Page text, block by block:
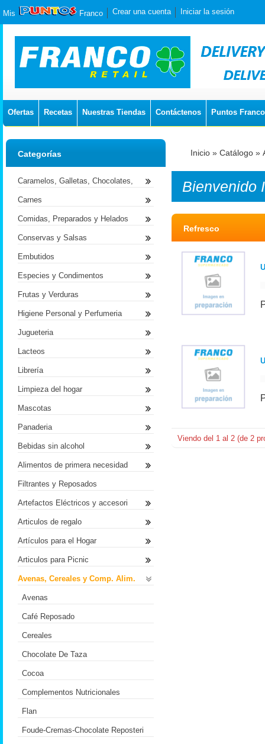
Mis Franco Crear una cuenta Iniciar la sesión
Ofertas Recetas Nuestras Tiendas Contáctenos Puntos Franco
Inicio » Catálogo »
Bienvenido
Refresco
Viendo del 1 al 2 (de 2
Categorías
Caramelos, Galletas, Chocolates,
Carnes
Comidas, Preparados y Helados
Conservas y Salsas
Embutidos
Especies y Condimentos
Frutas y Verduras
Higiene Personal y Perfumeria
Jugueteria
Lacteos
Librería
Limpieza del hogar
Mascotas
Panaderia
Bebidas sin alcohol
Alimentos de primera necesidad
Filtrantes y Reposados
Artefactos Eléctricos y accesori
Articulos de regalo
Artículos para el Hogar
Articulos para Picnic
Avenas, Cereales y Comp. Alim.
Avenas
Café Reposado
Cereales
Chocolate De Taza
Cocoa
Complementos Nutricionales
Flan
Foude-Cremas-Chocolate Reposteri